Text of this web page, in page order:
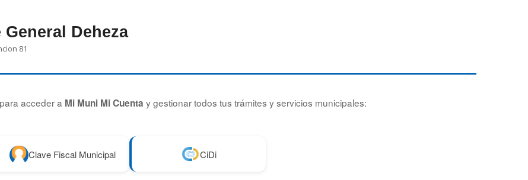
Deheza
81
acceder a Mi Muni Mi Cuenta y gestionar todos tus trámites y servicios municipales:
Clave Fiscal Municipal CiDi